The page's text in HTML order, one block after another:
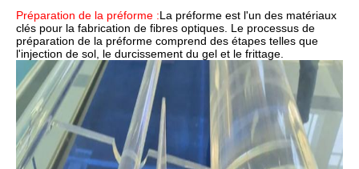
Préparation de la préforme :La préforme est l'un des matériaux
clés pour la fabrication de fibres optiques. Le processus de
préparation de la préforme comprend des étapes telles que
l'injection de sol, le durcissement du gel et le frittage.